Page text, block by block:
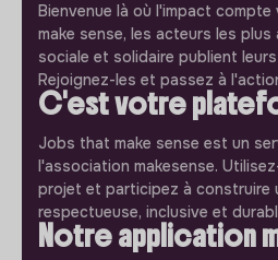
Bienvenue là où l'impact
make sense, les acteurs les plus
sociale et solidaire publient
Rejoignez-les et passez à
C'est votre
Jobs that make sense est un
l'association makesense.
projet et participez à construire
respectueuse, inclusive et
Notre application